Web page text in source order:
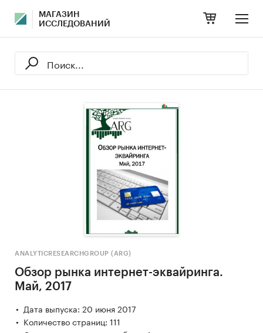
МАГАЗИН
ИССЛЕДОВАНИЙ
ANALYTICRESEARCHGROUP (ARG)
Обзор рынка интернет-эквайринга.
Май, 2017
Дата выпуска: 20 июня 2017
Количество страниц: 111